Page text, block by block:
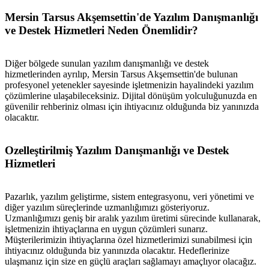
Mersin Tarsus Akşemsettin'de Yazılım Danışmanlığı
ve Destek Hizmetleri Neden Önemlidir?
Diğer bölgede sunulan yazılım danışmanlığı ve destek
hizmetlerinden ayrılıp, Mersin Tarsus Akşemsettin'de bulunan
profesyonel yetenekler sayesinde işletmenizin hayalindeki yazılım
çözümlerine ulaşabileceksiniz. Dijital dönüşüm yolculuğunuzda en
güvenilir rehberiniz olması için ihtiyacınız olduğunda biz yanınızda
olacaktır.
Ozelleştirilmiş Yazılım Danışmanlığı ve Destek
Hizmetleri
Pazarlık, yazılım geliştirme, sistem entegrasyonu, veri yönetimi ve
diğer yazılım süreçlerinde uzmanlığımızı gösteriyoruz.
Uzmanlığımızı geniş bir aralık yazılım üretimi sürecinde kullanarak,
işletmenizin ihtiyaçlarına en uygun çözümleri sunarız.
Müşterilerimizin ihtiyaçlarına özel hizmetlerimizi sunabilmesi için
ihtiyacınız olduğunda biz yanınızda olacaktır. Hedeflerinize
ulaşmanız için size en güçlü araçları sağlamayı amaçlıyor olacağız.